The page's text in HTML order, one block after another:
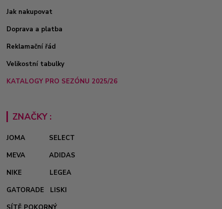
Jak nakupovat
Doprava a platba
Reklamační řád
Velikostní tabulky
KATALOGY PRO SEZÓNU 2025/26
ZNAČKY :
JOMA
SELECT
MEVA
ADIDAS
NIKE
LEGEA
GATORADE
LISKI